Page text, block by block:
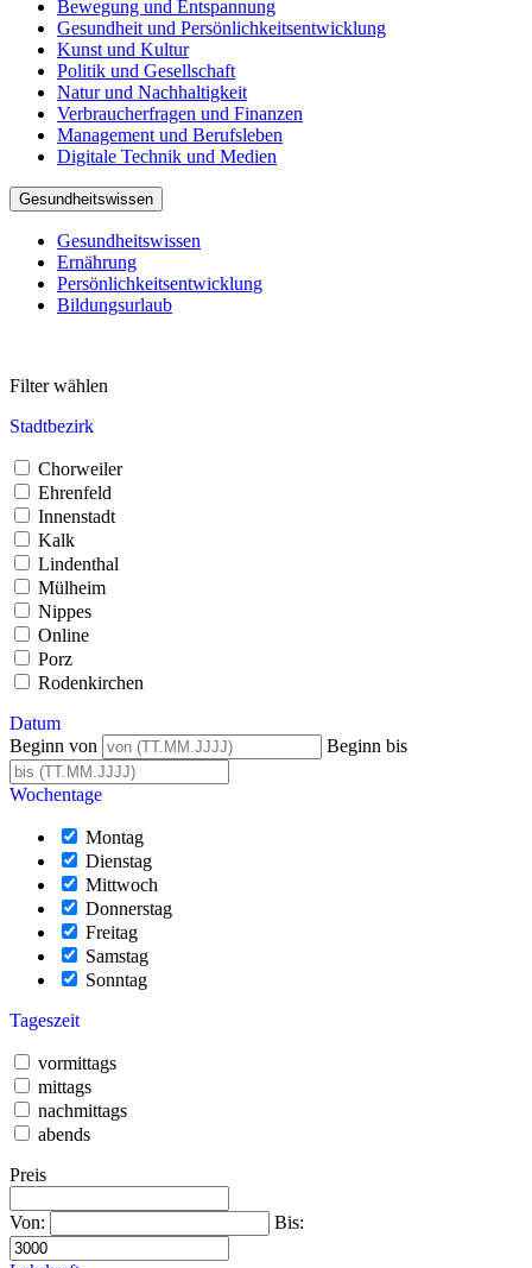
Bewegung und Entspannung
Gesundheit und Persönlichkeitsentwicklung
Kunst und Kultur
Politik und Gesellschaft
Natur und Nachhaltigkeit
Verbraucherfragen und Finanzen
Management und Berufsleben
Digitale Technik und Medien
Gesundheitswissen
Gesundheitswissen
Ernährung
Persönlichkeitsentwicklung
Bildungsurlaub
Filter wählen
Stadtbezirk
Chorweiler
Ehrenfeld
Innenstadt
Kalk
Lindenthal
Mülheim
Nippes
Online
Porz
Rodenkirchen
Datum
Beginn von
Beginn bis
Wochentage
Montag
Dienstag
Mittwoch
Donnerstag
Freitag
Samstag
Sonntag
Tageszeit
vormittags
mittags
nachmittags
abends
Preis
Von: Bis: